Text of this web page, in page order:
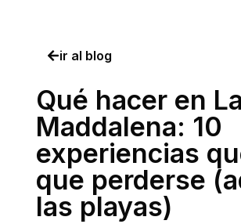
ir al blog
Qué hacer en La
Maddalena: 10
experiencias
que perderse
las playas)